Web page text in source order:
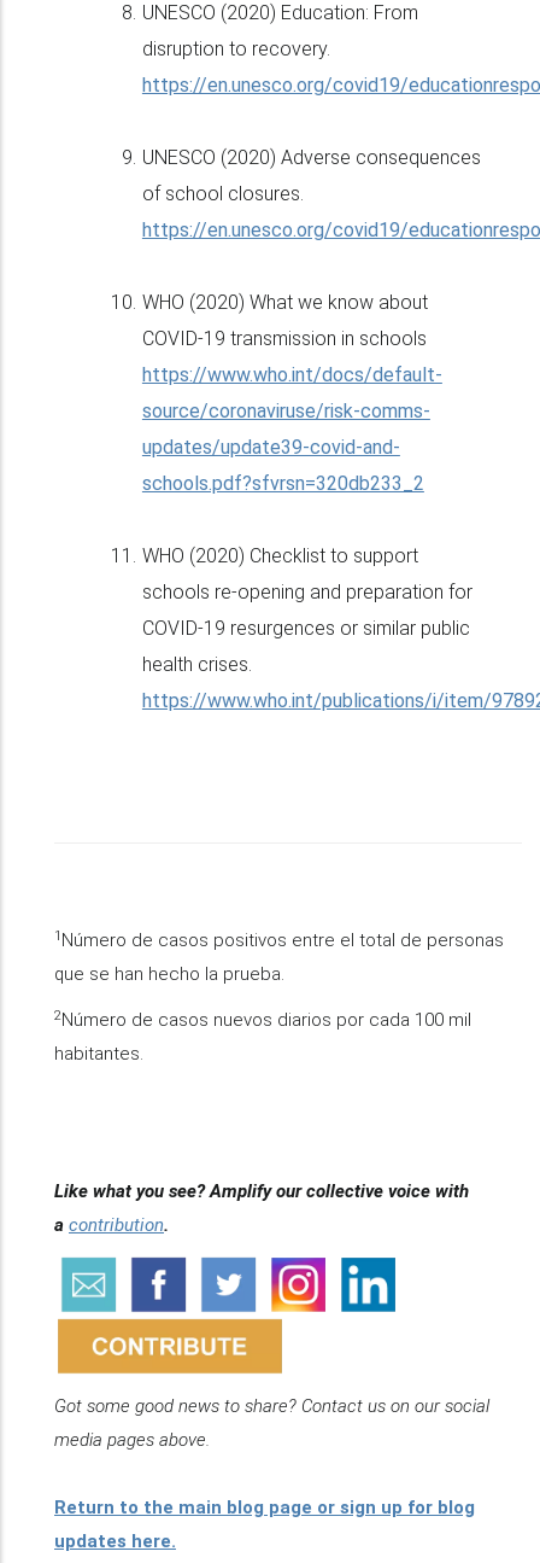
UNESCO (2020) Education: From
disruption to recovery.
https://en.unesco.org/covid19/
UNESCO (2020) Adverse consequences
of school closures.
https://en.unesco.org/covid19/
WHO (2020) What we know about
COVID-19 transmission in schools
https://www.who.int/docs/default-
source/coronaviruse/risk-comms-
updates/update39-covid-and-
schools.pdf?sfvrsn=320db233_2
WHO (2020) Checklist to support
schools re-opening and preparation for
COVID-19 resurgences or similar public
health crises.
https://www.who.int/publications/i/item/
1 Número de casos positivos entre el total de personas
que se han hecho la prueba.
2Número de casos nuevos diarios por cada 100 mil
habitantes.
Like what you see? Amplify our collective voice with
a contribution.
Got some good news to share? Contact us on our social
media pages above.
Return to the main blog page or sign up for blog
updates here.